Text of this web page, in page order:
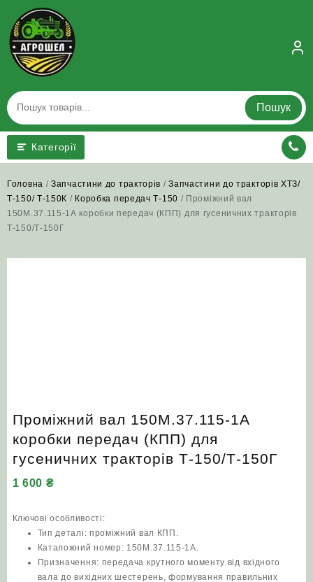
content
Пошук
Категорії
Головна /Запчастини до тракторів /Запчастини до тракторів ХТЗ/
Т-150/ Т-150К / Коробка передач Т-150 / Проміжний вал
150М.37.115-1А коробки передач (КПП) для гусеничних тракторів
Т‑150/Т‑150Г
Проміжний вал 150М.37.115-1А
коробки передач (КПП) для
гусеничних тракторів Т‑150/Т‑150Г
1 600 ₴
Ключові особливості:
Тип деталі: проміжний вал КПП.
Каталожний номер: 150М.37.115-1А.
Призначення: передача крутного моменту від вхідного
вала до вихідних шестерень, формування правильних